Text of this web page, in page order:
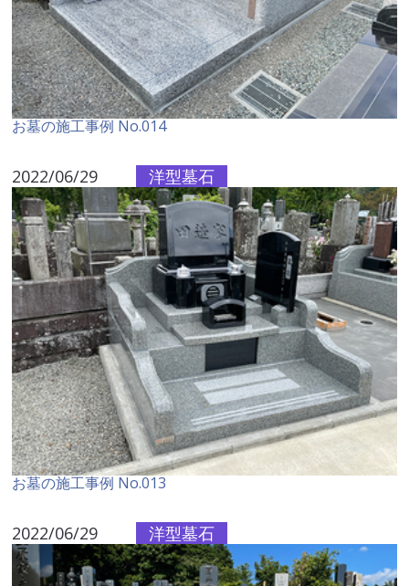
お墓の施工事例 No.014
2022/06/29 洋型墓石
お墓の施工事例 No.013
2022/06/29 洋型墓石